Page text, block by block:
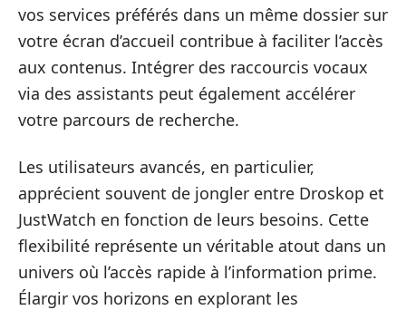
vos services préférés dans un même dossier sur
votre écran d’accueil contribue à faciliter l’accès
aux contenus. Intégrer des raccourcis vocaux
via des assistants peut également accélérer
votre parcours de recherche.
Les utilisateurs avancés, en particulier,
apprécient souvent de jongler entre Droskop et
JustWatch en fonction de leurs besoins. Cette
flexibilité représente un véritable atout dans un
univers où l’accès rapide à l’information prime.
Élargir vos horizons en explorant les